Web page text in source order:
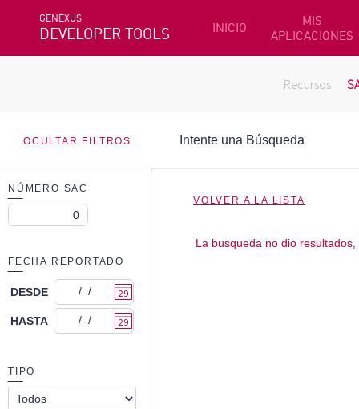
GENEXUS
DEVELOPER TOOLS INICIO
MIS
APLICACIONES
Recursos